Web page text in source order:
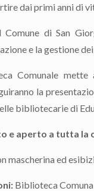
dai primi anni di
Comune di San
e la gestione
Comunale
la
bibliotecarie di
e aperto a tutta la
mascherina ed
Biblioteca